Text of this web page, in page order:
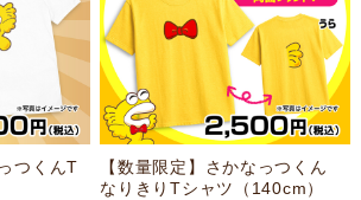
つくんT
【数量限定】さかなっつくん
なりきりTシャツ（140cm）